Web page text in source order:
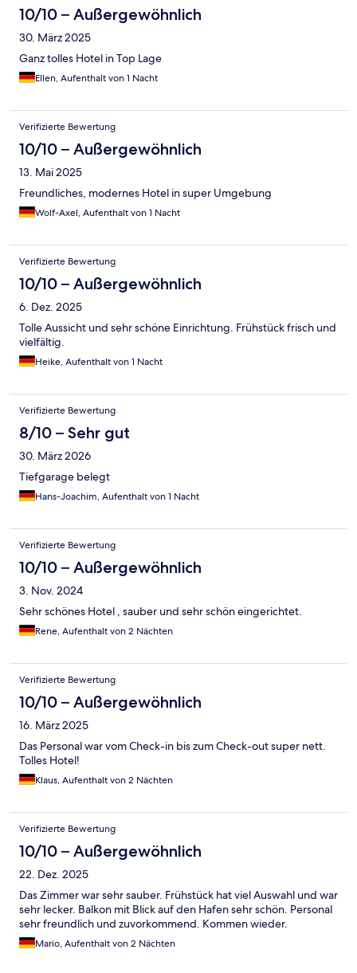
10/10 – Außergewöhnlich
30. März 2025
Ganz tolles Hotel in Top Lage
Ellen, Aufenthalt von 1 Nacht
Verifizierte Bewertung
10/10 – Außergewöhnlich
13. Mai 2025
Freundliches, modernes Hotel in super Umgebung
Wolf-Axel, Aufenthalt von 1 Nacht
Verifizierte Bewertung
10/10 – Außergewöhnlich
6. Dez. 2025
Tolle Aussicht und sehr schöne Einrichtung. Frühstück frisch und
vielfältig.
Heike, Aufenthalt von 1 Nacht
Verifizierte Bewertung
8/10 – Sehr gut
30. März 2026
Tiefgarage belegt
Hans-Joachim, Aufenthalt von 1 Nacht
Verifizierte Bewertung
10/10 – Außergewöhnlich
3. Nov. 2024
Sehr schönes Hotel , sauber und sehr schön eingerichtet.
Rene, Aufenthalt von 2 Nächten
Verifizierte Bewertung
10/10 – Außergewöhnlich
16. März 2025
Das Personal war vom Check-in bis zum Check-out super nett.
Tolles Hotel!
Klaus, Aufenthalt von 2 Nächten
Verifizierte Bewertung
10/10 – Außergewöhnlich
22. Dez. 2025
Das Zimmer war sehr sauber. Frühstück hat viel Auswahl und war
sehr lecker. Balkon mit Blick auf den Hafen sehr schön. Personal
sehr freundlich und zuvorkommend. Kommen wieder.
Mario, Aufenthalt von 2 Nächten